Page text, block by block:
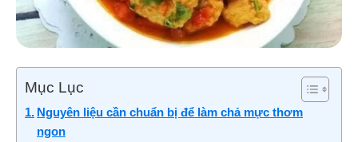
Mục Lục
Nguyên liệu cần chuẩn bị để làm chả mực thơm
ngon